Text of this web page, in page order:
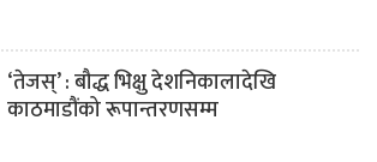
‘तेजस्’ : बौद्ध भिक्षु देशनिकालादेखि
काठमाडौंको रूपान्तरणसम्म